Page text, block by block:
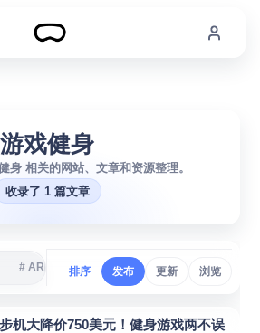
游戏健身
身 相关的网站、文章和资源整理。
收录了 1 篇文章
# AR眼镜 # VR游戏 # 沉浸式体验
排序 发布 更新 浏览
机大降价750美元！健身游戏两不误